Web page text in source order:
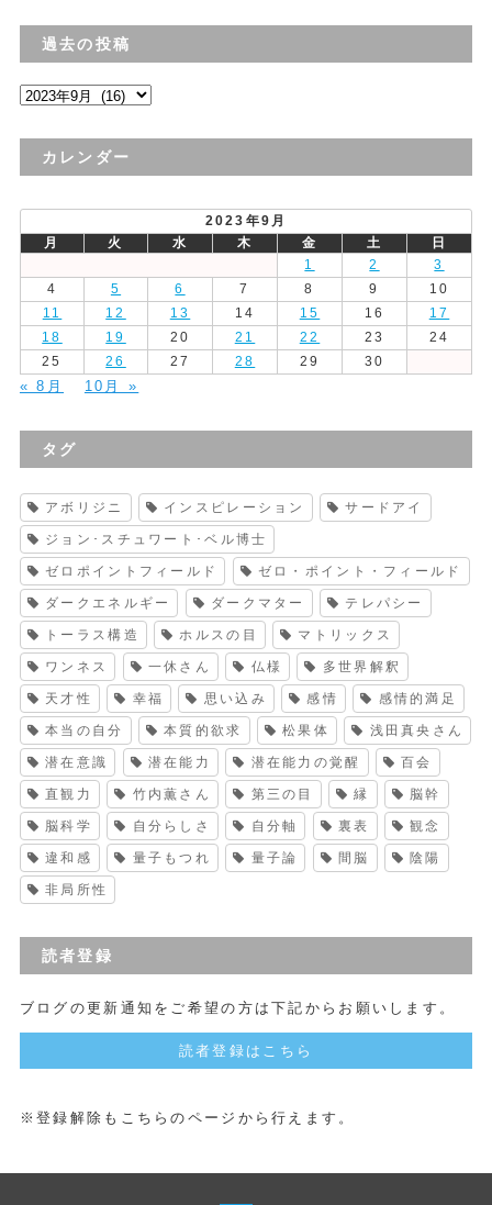
過去の投稿
過
の
カレンダー
2023年9月
月
火 水 木 金 土
日
1
2
3
4
5 6 7 8 9
10
11
12 13 14 15 16
17
18
19 20 21 22 23
24
25
26 27 28 29 30
« 8月 10月 »
タグ
アボリジニ インスピレーション サードアイ
ジョン･スチュワート･ベル博士
ゼロポイントフィールド ゼロ・ポイント・フィールド
ダークエネルギー ダークマター テレパシー
トーラス構造 ホルスの目 マトリックス
ワンネス 一休さん 仏様 多世界解釈
天才性 幸福 思い込み 感情 感情的満足
本当の自分 本質的欲求 松果体 浅田真央さん
潜在意識 潜在能力 潜在能力の覚醒 百会
直観力 竹内薫さん 第三の目 縁 脳幹
脳科学 自分らしさ 自分軸 裏表 観念
違和感 量子もつれ 量子論 間脳 陰陽
非局所性
読者登録
ブログの更新通知をご希望の方は下記からお願いします。
読者登録はこちら
※登録解除もこちらのページから行えます。